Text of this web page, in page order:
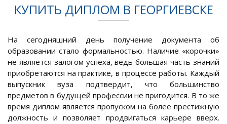
КУПИТЬ ДИПЛОМ В ГЕОРГИЕВСКЕ
На сегодняшний день получение документа об
образовании стало формальностью. Наличие «корочки»
не является залогом успеха, ведь большая часть знаний
приобретаются на практике, в процессе работы. Каждый
выпускник вуза подтвердит, что большинство
предметов в будущей профессии не пригодится. В то же
время диплом является пропуском на более престижную
должность и позволяет продвигаться карьере вверх.